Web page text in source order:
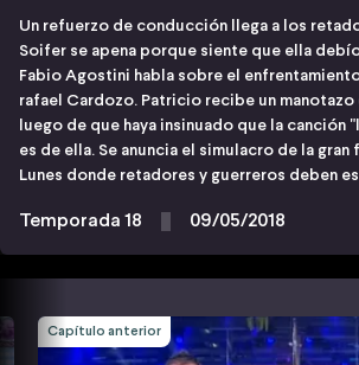
Un refuerzo de conducción llega a los
Soifer se apena porque siente que ella
Fabio Agostini habla sobre el
rafael Cardozo. Patricio recibe un manotazo
luego de que haya insinuado que la canción
es de ella. Se anuncia el simulacro de la gran
Lunes donde retadores y guerreros deben
Temporada 18 09/05/2018
Capítulo anterior